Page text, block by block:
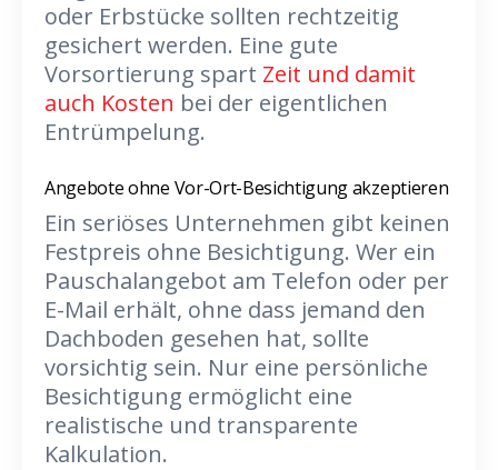
oder Erbstücke sollten rechtzeitig
gesichert werden. Eine gute
Vorsortierung spart Zeit und damit
auch Kosten bei der eigentlichen
Entrümpelung.
Angebote ohne Vor-Ort-Besichtigung akzeptieren
Ein seriöses Unternehmen gibt keinen
Festpreis ohne Besichtigung. Wer ein
Pauschalangebot am Telefon oder per
E-Mail erhält, ohne dass jemand den
Dachboden gesehen hat, sollte
vorsichtig sein. Nur eine persönliche
Besichtigung ermöglicht eine
realistische und transparente
Kalkulation.